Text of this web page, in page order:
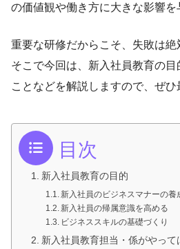
の価値観や働き方に大きな影響を
重要な研修だからこそ、失敗は絶
そこで今回は、新入社員教育の
ことなどを解説しますので、ぜひ
目次
新入社員教育の目的
新入社員のビジネスマナーの養
新入社員の帰属意識を高める
ビジネススキルの基礎づくり
新入社員教育担当・係がやって